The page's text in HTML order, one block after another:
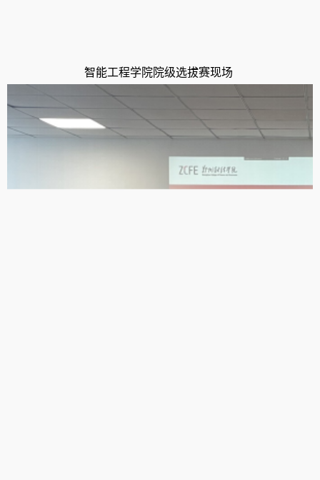
智能工程学院院级选拔赛现场